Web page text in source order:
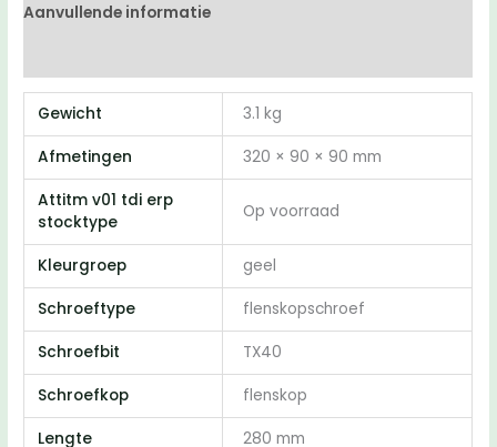
(Doos
aantal
Aanvullende informatie
Gewicht 3.1 kg
Afmetingen 320 × 90 × 90 mm
Attitm v01 tdi erp
stocktype
Op voorraad
Kleurgroep geel
Schroeftype flenskopschroef
Schroefbit TX40
Schroefkop flenskop
Lengte 280 mm